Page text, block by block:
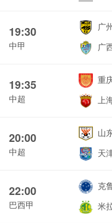
19:30
中甲
广
广
19:35
中超
重
上
20:00
中超
山
天
22:00
巴西甲
克
米